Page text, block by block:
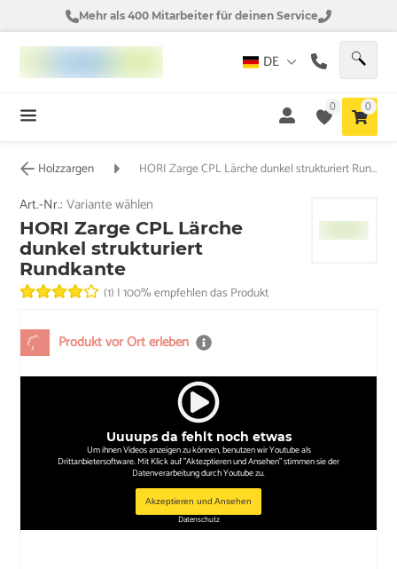
Mehr als 400 Mitarbeiter für deinen Service
DE
0 0
Holzzargen HORI Zarge CPL Lärche dunkel strukturiert Rundkante
Produkt vor Ort erleben
Uuuups da fehlt noch etwas
Um ihnen Videos anzeigen zu können, benutzen wir Youtube als
Drittanbietersoftware. Mit Klick auf "Aktezptieren und Ansehen" stimmen sie der
Datenverarbeitung durch Youtube zu.
Akzeptieren und Ansehen
Datenschutz
Art.-Nr.:Variante wählen
HORI Zarge CPL Lärche
dunkel strukturiert
Rundkante
(1) |100% empfehlen das Produkt